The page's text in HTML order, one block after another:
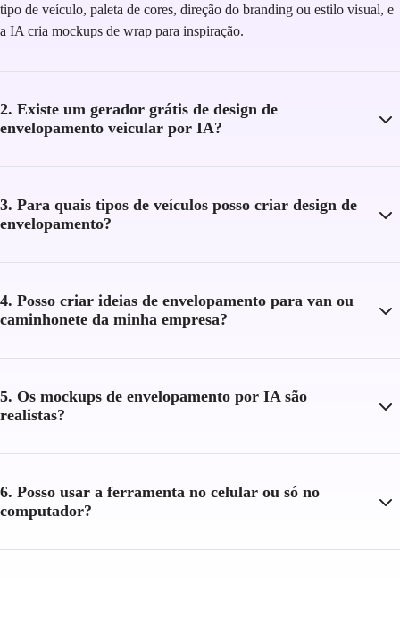
tipo de veículo, paleta de cores, direção do branding ou estilo visual, e
a IA cria mockups de wrap para inspiração.
2. Existe um gerador grátis de design de
envelopamento veicular por IA?
3. Para quais tipos de veículos posso criar design de
envelopamento?
4. Posso criar ideias de envelopamento para van ou
caminhonete da minha empresa?
5. Os mockups de envelopamento por IA são
realistas?
6. Posso usar a ferramenta no celular ou só no
computador?